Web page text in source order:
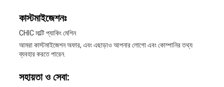
কাস্টমাইজেশনঃ
CHIC মাল্টি প্যাকিং মেশিন
আমরা কাস্টমাইজেশন অফার, এবং এছাড়াও আপনার লোগো এবং কোম্পানির তথ্য
ব্যবহার করতে পারেন.
সহায়তা ও সেবা: